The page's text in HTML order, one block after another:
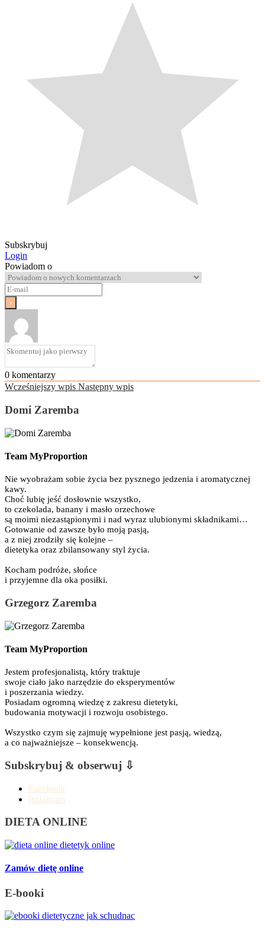
Subskrybuj
Login
Powiadom o
0 komentarzy
Wcześniejszy wpis Następny wpis
Domi Zaremba
Team MyProportion
Nie wyobrażam sobie życia bez pysznego jedzenia i aromatycznej
kawy.
Choć lubię jeść dosłownie wszystko,
to czekolada, banany i masło orzechowe
są moimi niezastąpionymi i nad wyraz ulubionymi składnikami…
Gotowanie od zawsze było moją pasją,
a z niej zrodziły się kolejne –
dietetyka oraz zbilansowany styl życia.
Kocham podróże, słońce
i przyjemne dla oka posiłki.
Grzegorz Zaremba
Team MyProportion
Jestem profesjonalistą, który traktuje
swoje ciało jako narzędzie do eksperymentów
i poszerzania wiedzy.
Posiadam ogromną wiedzę z zakresu dietetyki,
budowania motywacji i rozwoju osobistego.
Wszystko czym się zajmuję wypełnione jest pasją, wiedzą,
a co najważniejsze – konsekwencją.
Subskrybuj & obserwuj ⇩
Facebook
Instagram
DIETA ONLINE
Zamów dietę online
E-booki